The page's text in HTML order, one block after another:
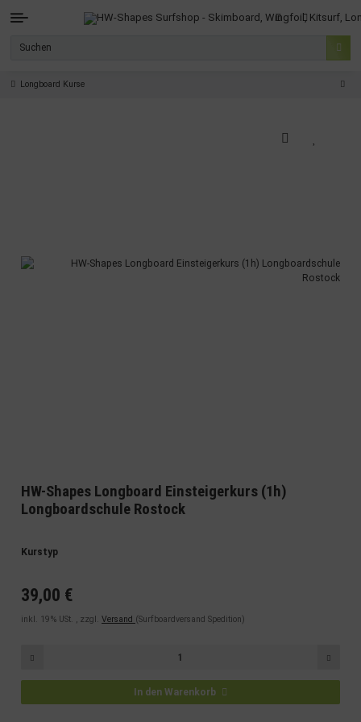
Longboard Kurse
HW-Shapes Longboard Einsteigerkurs (1h)
Longboardschule Rostock
Kurstyp
39,00 €
inkl. 19% USt. , zzgl. Versand (Surfboardversand Spedition)
In den Warenkorb